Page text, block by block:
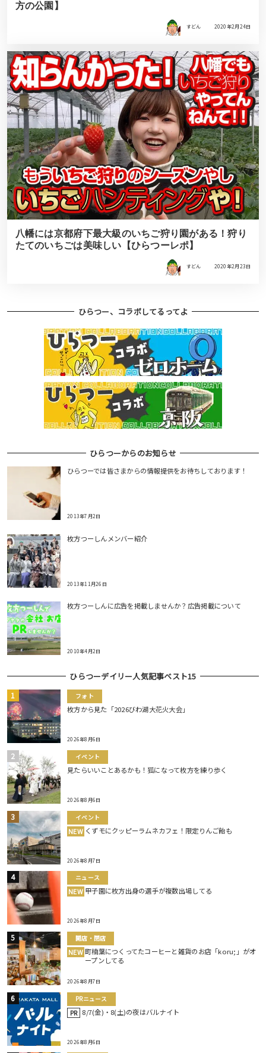
方の公園】
すどん 2020年2月24日
八幡には京都府下最大級のいちご狩り園がある！狩り
たてのいちごは美味しい【ひらつーレポ】
すどん 2020年2月23日
ひらつー、コラボしてるってよ
ひらつーからのお知らせ
ひらつーでは皆さまからの情報提供をお待ちしております！
2013年7月2日
枚方つーしんメンバー紹介
2013年11月26日
枚方つーしんに広告を掲載しませんか？広告掲載について
2010年4月2日
ひらつーデイリー人気記事ベスト15
フォト
枚方から見た「2026びわ湖大花火大会」
2026年8月6日
イベント
見たらいいことあるかも！狐になって枚方を練り歩く
2026年8月6日
イベント
NEW くずモにクッピーラムネカフェ！限定りんご飴も
2026年8月7日
ニュース
NEW 甲子園に枚方出身の選手が複数出場してる
2026年8月7日
開店・閉店
NEW 町楠葉につくってたコーヒーと雑貨のお店「koru;」がオ
ープンしてる
2026年8月7日
PRニュース
PR 8/7(金)・8(土)の夜はバルナイト
2026年8月6日